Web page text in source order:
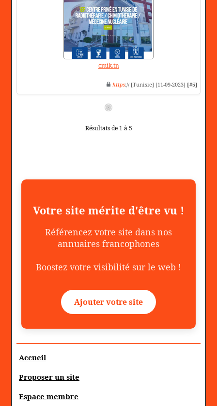
cmik.tn
https:// [Tunisie] [11-09-2023] [#5]
Résultats de 1 à 5
Votre site mérite d'être vu !
Référencez votre site dans nos
annuaires francophones
Boostez votre visibilité sur le web !
Ajouter votre site
Accueil
Proposer un site
Espace membre